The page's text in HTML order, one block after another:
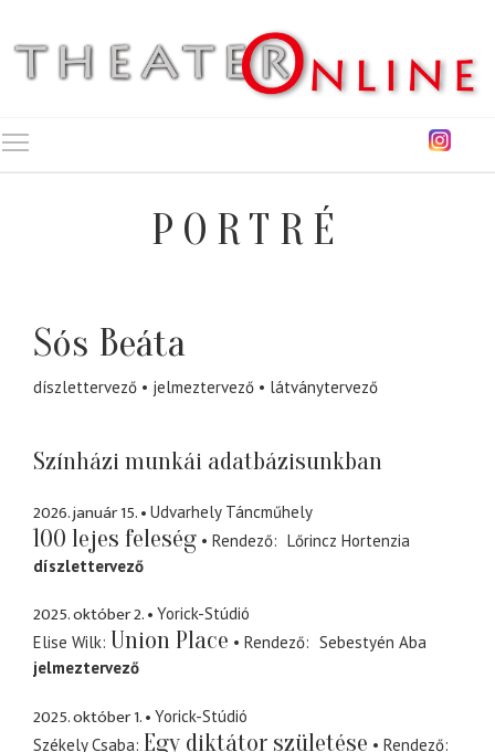
PORTRÉ
Sós Beáta
díszlettervező jelmeztervező látványtervező
Színházi munkái adatbázisunkban
2026. január 15. Udvarhely Táncműhely
100 lejes feleség Rendező
Lőrincz Hortenzia
díszlettervező
2025. október 2.
Yorick-Stúdió
Elise Wilk Union Place Rendező
Sebestyén Aba
jelmeztervező
2025. október 1.
Yorick-Stúdió
Székely Csaba Egy diktátor születése
Rendező